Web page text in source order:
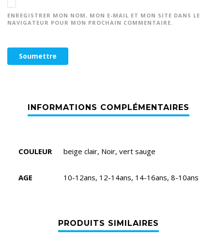
ENREGISTRER MON NOM, MON E-MAIL ET MON SITE DANS LE
NAVIGATEUR POUR MON PROCHAIN COMMENTAIRE.
COULEUR beige clair, Noir, vert sauge
AGE 10-12ans, 12-14ans, 14-16ans, 8-10ans
PRODUITS SIMILAIRES